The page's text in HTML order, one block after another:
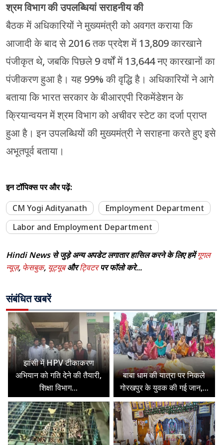
श्रम विभाग की उपलब्धियां सराहनीय की
बैठक में अधिकारियों ने मुख्यमंत्री को अवगत कराया कि
आजादी के बाद से 2016 तक प्रदेश में 13,809 कारखाने
पंजीकृत थे, जबकि पिछले 9 वर्षों में 13,644 नए कारखानों का
पंजीकरण हुआ है। यह 99% की वृद्धि है। अधिकारियों ने आगे
बताया कि भारत सरकार के बीआरएपी रिकमेंडेशन के
क्रियान्वयन में श्रम विभाग को अचीवर स्टेट का दर्जा प्राप्त
हुआ है। इन उपलब्धियों की मुख्यमंत्री ने सराहना करते हुए इसे
अभूतपूर्व बताया।
इन टॉपिक्स पर और पढ़ें:
CM Yogi Adityanath
Employment Department
Labor and Employment Department
Hindi News से जुड़े अन्य अपडेट लगातार हासिल करने के लिए हमेंगूगल
न्यूज़, फेसबुक, यूट्यूबऔरट्विटरपर फॉलो करे...
संबंधित खबरें
झांसी में HPV टीकाकरण
अभियान को गति देने की तैयारी,
शिक्षा विभाग...
बाबा धाम की यात्रा पर निकले
गोरखपुर के युवक की गई जान,...